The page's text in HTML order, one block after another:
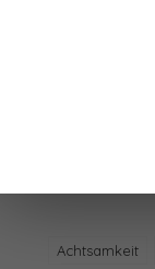
Achtsamkeit